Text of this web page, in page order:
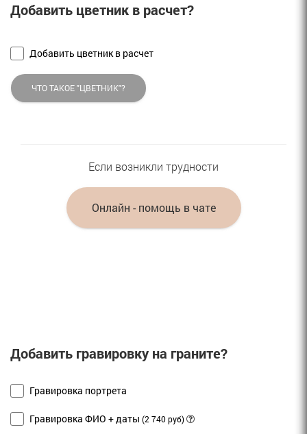
Добавить цветник в расчет?
Добавить цветник в расчет
ЧТО ТАКОЕ "ЦВЕТНИК"?
Если возникли трудности
Онлайн - помощь в чате
Добавить гравировку на граните?
Гравировка портрета
Гравировка ФИО + даты (2 740 руб)